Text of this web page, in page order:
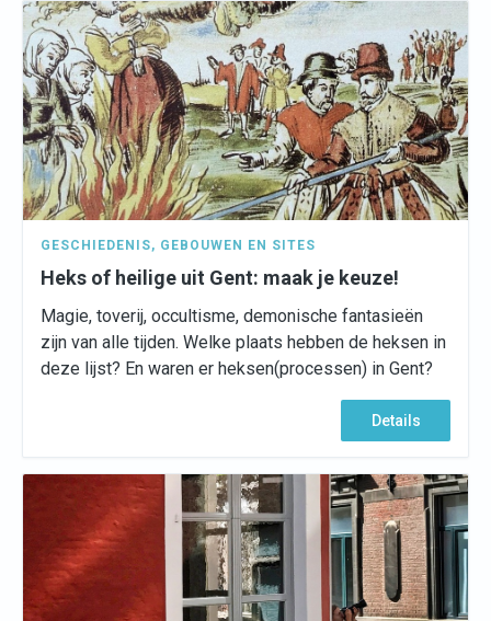
GESCHIEDENIS, GEBOUWEN EN SITES
Heks of heilige uit Gent: maak je keuze!
Magie, toverij, occultisme, demonische fantasieën
zijn van alle tijden. Welke plaats hebben de heksen in
deze lijst? En waren er heksen(processen) in Gent?
Details